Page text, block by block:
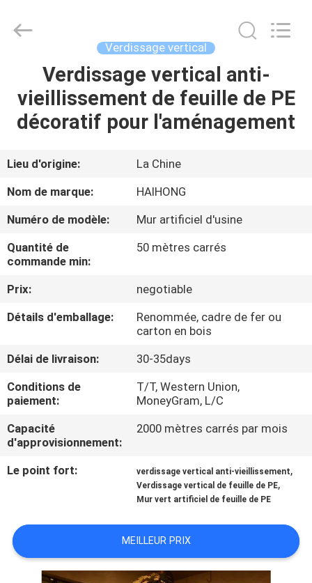
MAISON
PRODUITS
VIDÉOS
PROPOS
DE
NOUS
VISITE
L'USINE
CONTRÔLE
QUALITÉ
CONTACTEZ-
NOUVELLES
Crafts
Factory.
ECER
Verdissage vertical
Verdissage vertical anti-
vieillissement de feuille de PE
décoratif pour l'aménagement
Lieu d'origine:
La Chine
Nom de marque:
HAIHONG
Numéro de modèle:
Mur artificiel d'usine
Quantité de
commande min:
50 mètres carrés
Prix:
negotiable
Détails d'emballage:
Renommée, cadre de fer ou
carton en bois
Délai de livraison:
30-35days
Conditions de
paiement:
T/T, Western Union,
MoneyGram, L/C
Capacité
d'approvisionnement:
2000 mètres carrés par mois
Le point fort: verdissage vertical anti-vieillissement,
Verdissage vertical de feuille de PE,
Mur vert artificiel de feuille de PE
MEILLEUR PRIX